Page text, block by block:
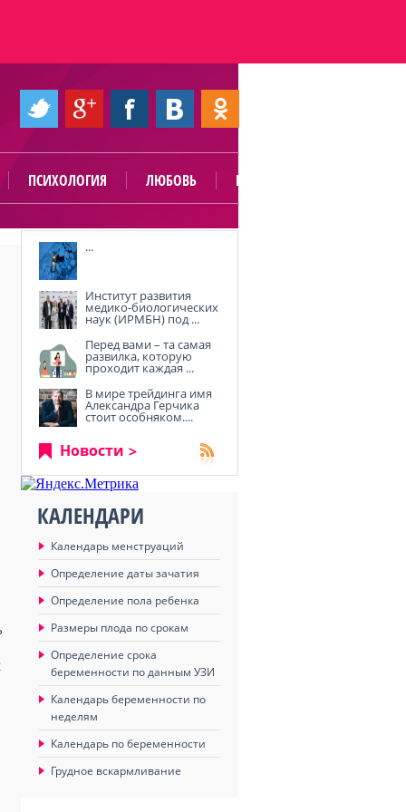
ПСИХОЛОГИЯ ЛЮБОВЬ ПОЛЕЗНО
...
Институт развития
медико-биологических
наук (ИРМБН) под ...
Перед вами – та самая
развилка, которую
проходит каждая ...
В мире трейдинга имя
Александра Герчика
стоит особняком....
Новости
КАЛЕНДАРИ
Календарь менструаций
Определение даты зачатия
Определение пола ребенка
Размеры плода по срокам
Определение срока
беременности по данным УЗИ
Календарь беременности по
неделям
Календарь по беременности
Грудное вскармливание